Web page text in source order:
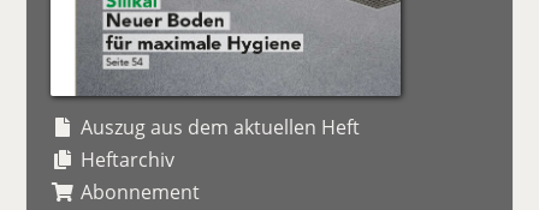
Auszug aus dem aktuellen Heft
Heftarchiv
Abonnement